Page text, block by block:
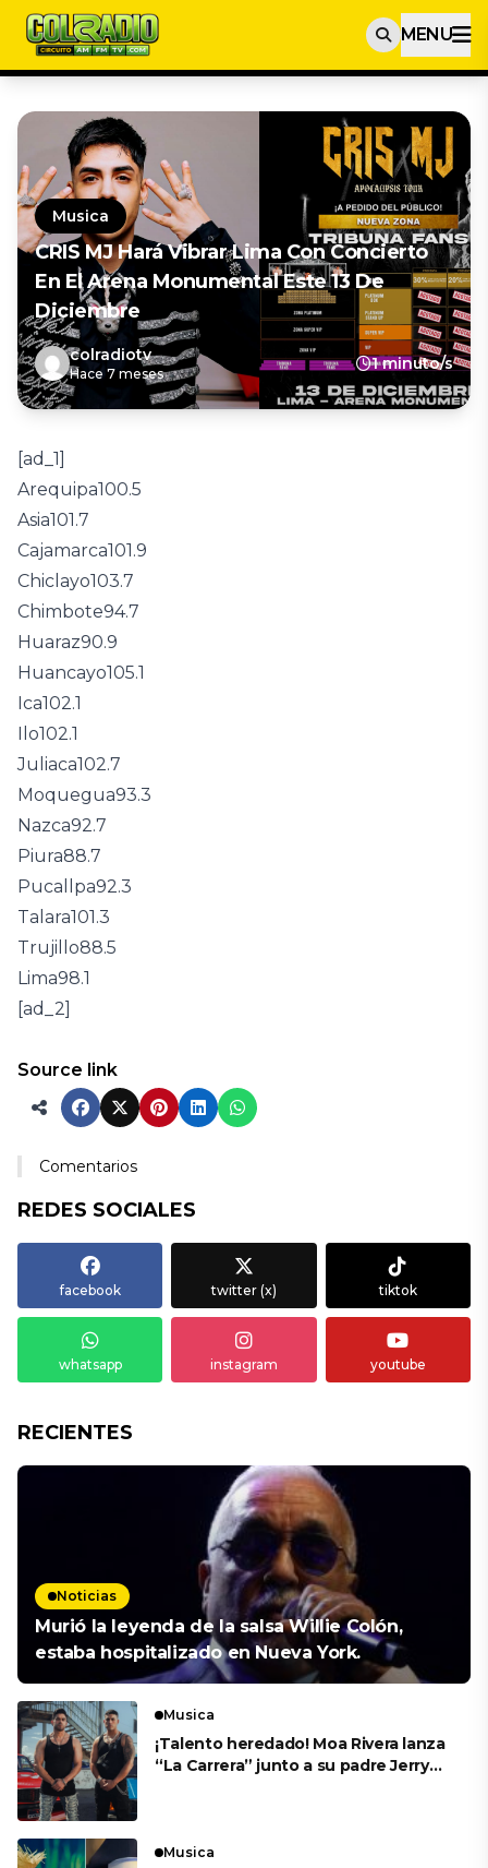
MENU
Musica
CRIS MJ Hará Vibrar Lima Con Concierto
En El Arena Monumental Este 13 De
Diciembre
colradiotv
Hace 7 meses
1 minuto/s
[ad_1]
Arequipa100.5
Asia101.7
Cajamarca101.9
Chiclayo103.7
Chimbote94.7
Huaraz90.9
Huancayo105.1
Ica102.1
Ilo102.1
Juliaca102.7
Moquegua93.3
Nazca92.7
Piura88.7
Pucallpa92.3
Talara101.3
Trujillo88.5
Lima98.1
[ad_2]
Source link
Comentarios
REDES SOCIALES
facebook twitter (x) tiktok
whatsapp instagram youtube
RECIENTES
Noticias
Murió la leyenda de la salsa Willie Colón,
estaba hospitalizado en Nueva York.
Musica
¡Talento heredado! Moa Rivera lanza
“La Carrera” junto a su padre Jerry
Musica